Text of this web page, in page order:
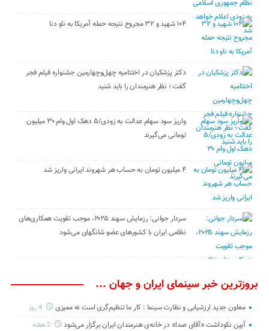
۱۰۴ شهید و ۳۲ مجروح نتیجه حمله آمریکا به ناو دنا
دکتر پزشکیان در اختتامیه چهل‌وچهارمین جشنواره فیلم فجر
گفت ؛ نظر هنرمندان را باید شنید
واریز سود سهام عدالت به زودی/۵ دهک اول وام ۳۰ میلیون
تومانی می‌گیرند
۴ میلیون تومان به حساب هر شهروند ایرانی واریز شد
سردار جوانی: رزمایش سهند ۲۰۲۵، موجب تقویت همکاری‌های
نظامی ایران با کشور‌های عضو شانگهای می‌شود
بروزترین خبر سینمای ایران و جهان ...
معاون جدید ارزشیابی و نظارت سینما : کار ما تنظیم‌گری است نه ممیزی 4 روز
آیین نکوداشت «آقای صدا» در خانه‌ی هنرمندان ایران برگزار می‌شود 2 هفته